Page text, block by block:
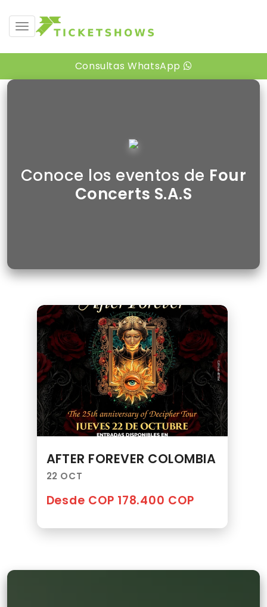
desplegar navegación
Consultas WhatsApp
Conoce los eventos de Four
Concerts S.A.S
AFTER FOREVER COLOMBIA
22 OCT
Desde COP 178.400 COP